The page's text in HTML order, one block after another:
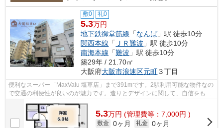
敷0 礼0
5.3万円
地下鉄御堂筋線 「なんば」駅 徒歩10分
関西本線 「 ＪＲ難波 」駅 徒歩10分
南海本線 「難波 」駅 徒歩10分
築29年 / 21.70㎡
大阪府大阪市浪速区元町３丁目
便利なスーパー「MaxValu 塩草店」まで391mです。2駅利用可能な物件なの
で交通の利便性が良いのが魅力です。造りとデザインに関して、自信をもっ
て情報を提供できるマンションです。共...
5.3万円 (管理費等：7,000円 )
敷金 0ヶ月 礼金 0ヶ月